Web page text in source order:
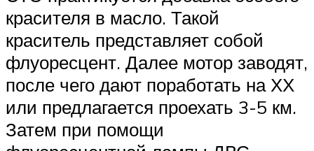
красителя в масло. Такой
краситель представляет собой
флуоресцент. Далее мотор заводят,
после чего дают поработать на ХХ
или предлагается проехать 3-5 км.
Затем при помощи